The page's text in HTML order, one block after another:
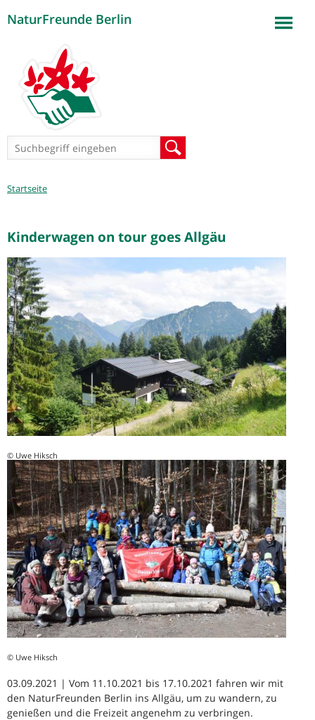
NaturFreunde Berlin
Suchformular
Sie
Startseite
Kinderwagen on tour goes Allgäu
© Uwe Hiksch
© Uwe Hiksch
03.09.2021 | Vom 11.10.2021 bis 17.10.2021 fahren wir mit
den NaturFreunden Berlin ins Allgäu, um zu wandern, zu
genießen und die Freizeit angenehm zu verbringen.